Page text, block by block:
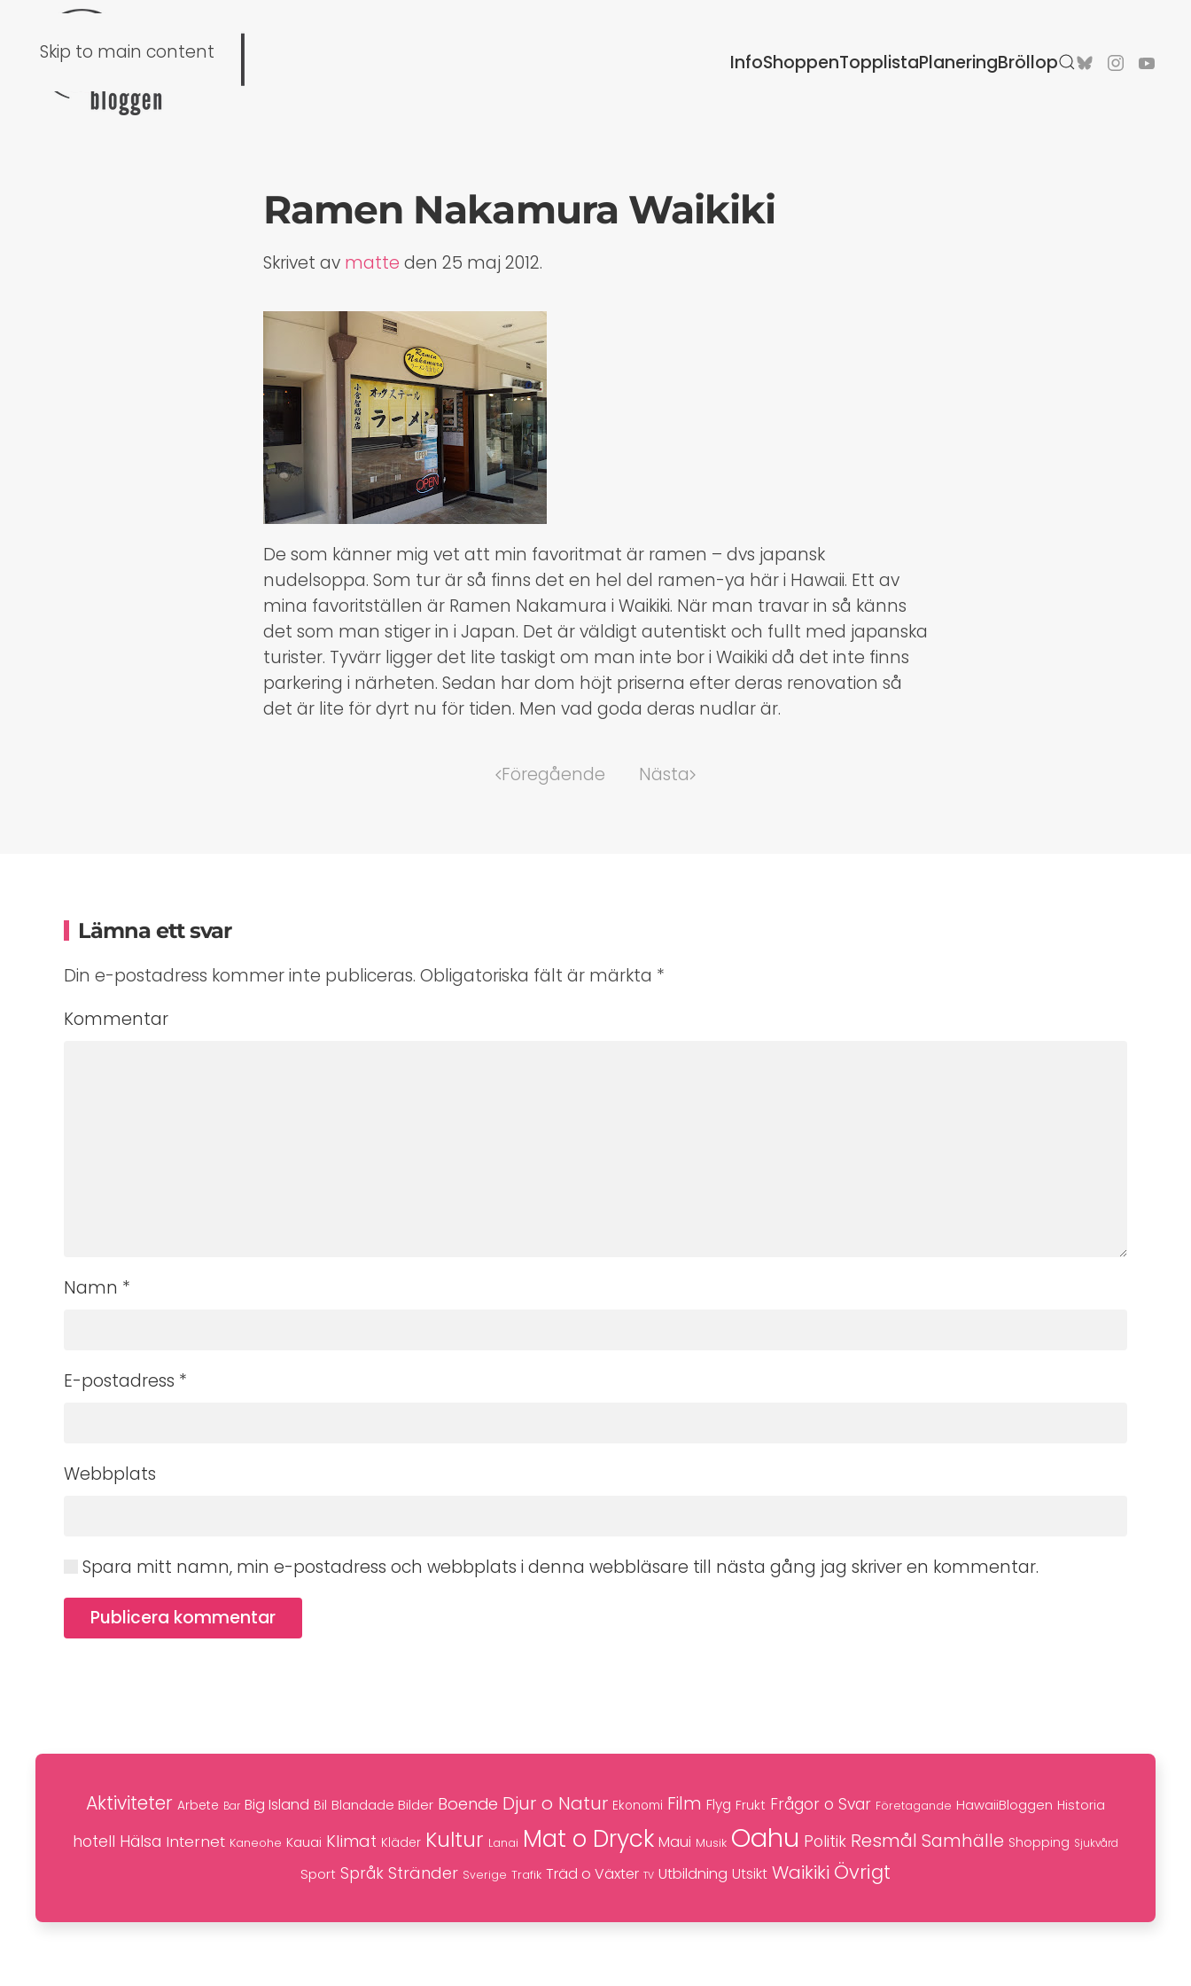
Skip to main content InfoShoppenTopplistaPlaneringBröllop
Ramen Nakamura Waikiki
Skrivet av matte den 25 maj 2012.
De som känner mig vet att min favoritmat är ramen – dvs japansk
nudelsoppa. Som tur är så finns det en hel del ramen-ya här i Hawaii. Ett av
mina favoritställen är Ramen Nakamura i Waikiki. När man travar in så känns
det som man stiger in i Japan. Det är väldigt autentiskt och fullt med japanska
turister. Tyvärr ligger det lite taskigt om man inte bor i Waikiki då det inte finns
parkering i närheten. Sedan har dom höjt priserna efter deras renovation så
det är lite för dyrt nu för tiden. Men vad goda deras nudlar är.
Föregående Nästa
Lämna ett svar
Din e-postadress kommer inte publiceras. Obligatoriska fält är märkta *
Kommentar
Namn *
E-postadress *
Webbplats
Spara mitt namn, min e-postadress och webbplats i denna webbläsare till nästa gång jag skriver en kommentar.
Publicera kommentar
Aktiviteter Arbete Bar Big Island Bil Blandade Bilder Boende Djur o Natur Ekonomi Film Flyg Frukt Frågor o Svar Företagande HawaiiBloggen Historia
hotell Hälsa Internet Kaneohe Kauai Klimat Kläder Kultur Lanai Mat o Dryck Maui Musik Oahu Politik Resmål Samhälle Shopping Sjukvård
Sport Språk Stränder Sverige Trafik Träd o Växter TV Utbildning Utsikt Waikiki Övrigt